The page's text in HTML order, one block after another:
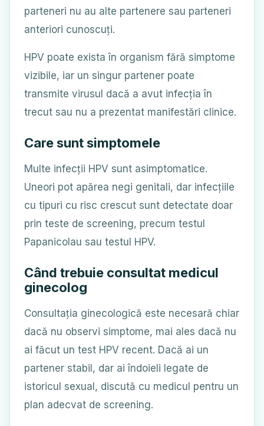
parteneri nu au alte partenere sau parteneri
anteriori cunoscuți.
HPV poate exista în organism fără simptome
vizibile, iar un singur partener poate
transmite virusul dacă a avut infecția în
trecut sau nu a prezentat manifestări clinice.
Care sunt simptomele
Multe infecții HPV sunt asimptomatice.
Uneori pot apărea negi genitali, dar infecțiile
cu tipuri cu risc crescut sunt detectate doar
prin teste de screening, precum testul
Papanicolau sau testul HPV.
Când trebuie consultat medicul
ginecolog
Consultația ginecologică este necesară chiar
dacă nu observi simptome, mai ales dacă nu
ai făcut un test HPV recent. Dacă ai un
partener stabil, dar ai îndoieli legate de
istoricul sexual, discută cu medicul pentru un
plan adecvat de screening.